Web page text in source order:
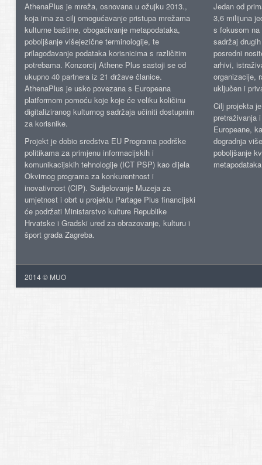
AthenaPlus je mreža, osnovana u ožujku 2013.,
koja ima za cilj omogućavanje pristupa mrežama
kulturne baštine, obogaćivanje metapodataka,
poboljšanje višejezične terminologije, te
prilagođavanje podataka korisnicima s različitim
potrebama. Konzorcij Athene Plus sastoji se od
ukupno 40 partnera iz 21 države članice.
AthenaPlus je usko povezana s Europeana
platformom pomoću koje koje će veliku količinu
digitaliziranog kulturnog sadržaja učiniti dostupnim
za korisnike.
Projekt je dobio sredstva EU Programa podrške
politikama za primjenu informacijskih i
komunikacijskih tehnologije (ICT PSP) kao dijela
Okvirnog programa za konkurentnost i
inovativnost (CIP). Sudjelovanje Muzeja za
umjetnost i obrt u projektu Partage Plus financijski
će podržati Ministarstvo kulture Republike
Hrvatske i Gradski ured za obrazovanje, kulturu i
šport grada Zagreba.
Jedan od
3,6 milijuna
s fokusom
sadržaj
posredni
arhivi,
organizacije,
uključen i
Cilj projekta
pretraživanja
Europeane,
dogradnja
poboljšanje
2014 © MUO